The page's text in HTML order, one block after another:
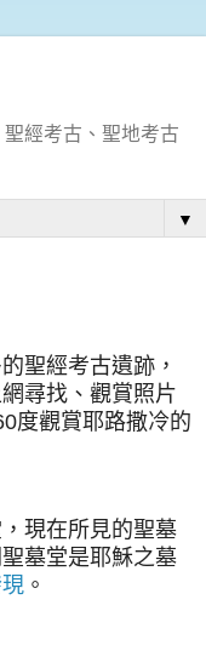
經考古、聖地考古
▼
聖經考古遺跡，
尋找、觀賞照片
度觀賞耶路撒冷的
現在所見的聖墓
墓堂是耶穌之墓
。